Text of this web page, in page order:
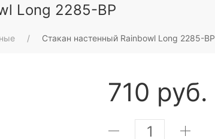
Long 2285-BP
Стакан настенный Rainbowl Long 2285-BP
710 руб.